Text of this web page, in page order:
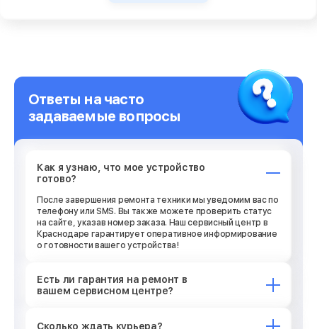
Ответы на часто
задаваемые вопросы
Как я узнаю, что мое устройство
готово?
После завершения ремонта техники мы уведомим вас по
телефону или SMS. Вы также можете проверить статус
на сайте, указав номер заказа. Наш сервисный центр в
Краснодаре гарантирует оперативное информирование
о готовности вашего устройства!
Есть ли гарантия на ремонт в
вашем сервисном центре?
Сколько ждать курьера?